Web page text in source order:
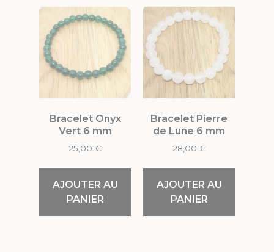
Bracelet Onyx
Vert 6 mm
25,00 €
AJOUTER AU
PANIER
Bracelet Pierre
de Lune 6 mm
28,00 €
AJOUTER AU
PANIER